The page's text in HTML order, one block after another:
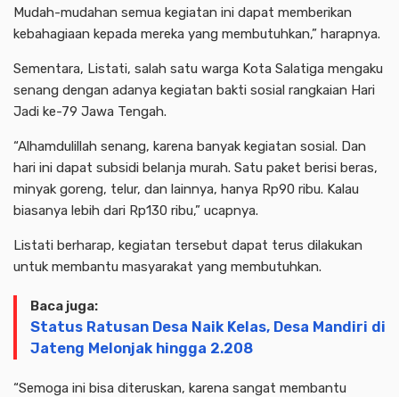
Mudah-mudahan semua kegiatan ini dapat memberikan
kebahagiaan kepada mereka yang membutuhkan,” harapnya.
Sementara, Listati, salah satu warga Kota Salatiga mengaku
senang dengan adanya kegiatan bakti sosial rangkaian Hari
Jadi ke-79 Jawa Tengah.
“Alhamdulillah senang, karena banyak kegiatan sosial. Dan
hari ini dapat subsidi belanja murah. Satu paket berisi beras,
minyak goreng, telur, dan lainnya, hanya Rp90 ribu. Kalau
biasanya lebih dari Rp130 ribu,” ucapnya.
Listati berharap, kegiatan tersebut dapat terus dilakukan
untuk membantu masyarakat yang membutuhkan.
Baca juga:
Status Ratusan Desa Naik Kelas, Desa Mandiri di
Jateng Melonjak hingga 2.208
“Semoga ini bisa diteruskan, karena sangat membantu